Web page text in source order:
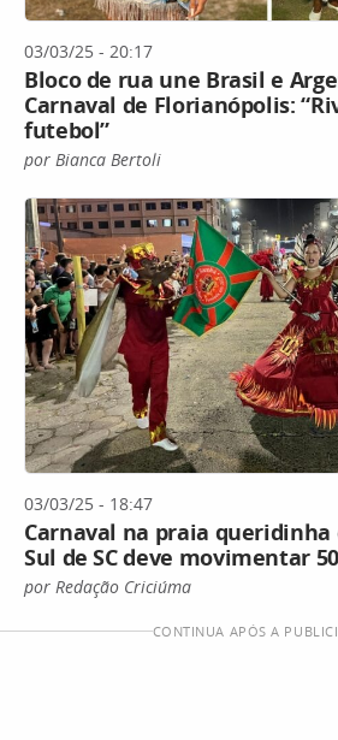
03/03/25 - 20:17
Bloco de rua une Brasil e
Carnaval de Florianópolis:
futebol”
por Bianca Bertoli
03/03/25 - 18:47
Carnaval na praia queridinha
Sul de SC deve movimentar
por Redação Criciúma
CONTINUA APÓS A